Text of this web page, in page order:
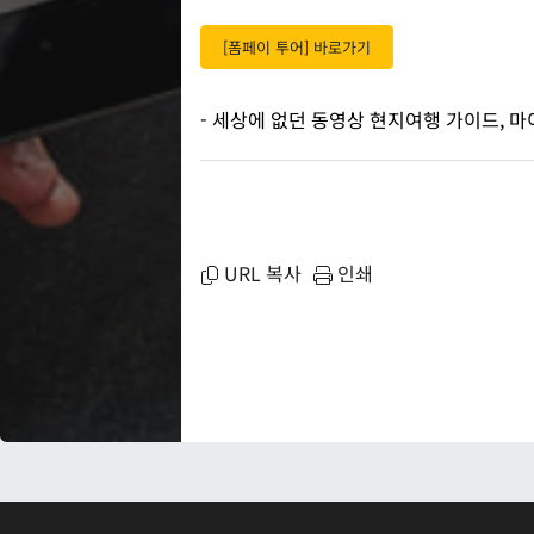
[폼페이 투어] 바로가기
- 세상에 없던 동영상 현지여행 가이드, 마
URL 복사 인쇄